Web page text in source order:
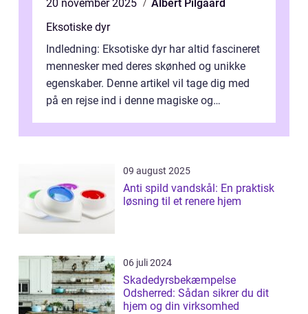
20 november 2025
Albert Pilgaard
Eksotiske dyr
Indledning: Eksotiske dyr har altid fascineret
mennesker med deres skønhed og unikke
egenskaber. Denne artikel vil tage dig med
på en rejse ind i denne magiske og
09 august 2025
Anti spild vandskål: En praktisk
løsning til et renere hjem
06 juli 2024
Skadedyrsbekæmpelse
Odsherred: Sådan sikrer du dit
hjem og din virksomhed